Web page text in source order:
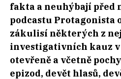
fakta a neuhýbají před
podcastu Protagonista
zákulisí některých z
investigativních kauz v
otevřeně a včetně
epizod, devět hlasů,